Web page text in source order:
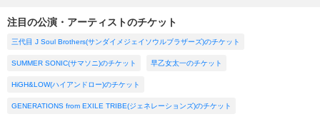
注目の公演・アーティストのチケット
三代目 J Soul Brothers(サンダイメジェイソウルブラザーズ)のチケット
SUMMER SONIC(サマソニ)のチケット 早乙女太一のチケット
HiGH&LOW(ハイアンドロー)のチケット
GENERATIONS from EXILE TRIBE(ジェネレーションズ)のチケット